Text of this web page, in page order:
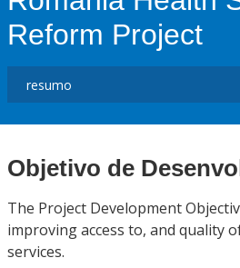
Reform Project
Objetivo de
The Project Development
improving access to, and quality
services.